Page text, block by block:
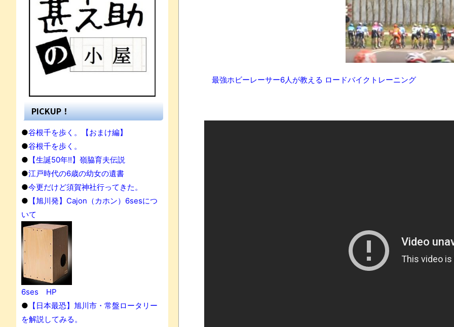
わずか３センチ！ 極小カブトムシ発見
【衝撃】韓国で売っている目覚まし時計のデザインが悪夢すぎ
まっぷたつに…日本レトロゲーム協会がゲームソフトCDの劣化
別にどこの誰が一日何時間睡眠だろうがどうでもいいじゃない
凡庸な悪
バージョンアップ情報更新 AOMEI Backupper Standard 8.3.0
高嶋ちさ子、ダウン症の姉が暴行事件！事件の一部始終と衝撃
【呆然】北海道旅行ワイ「ウニイクラ丼特盛で食うぞ！！！う
最強ホビーレーサー6人が教える ロードバイクトレーニング
PICKUP！
●谷根千を歩く。【おまけ編】
●谷根千を歩く。
● 【生誕50年!!】嶺脇育夫伝説
●江戸時代の6歳の幼女の遺書
●今更だけど須賀神社行ってきた。
● 【旭川発】Cajon（カホン）6sesにつ
いて
6ses HP
● 【日本最恐】旭川市・常盤ロータリー
を解説してみる。